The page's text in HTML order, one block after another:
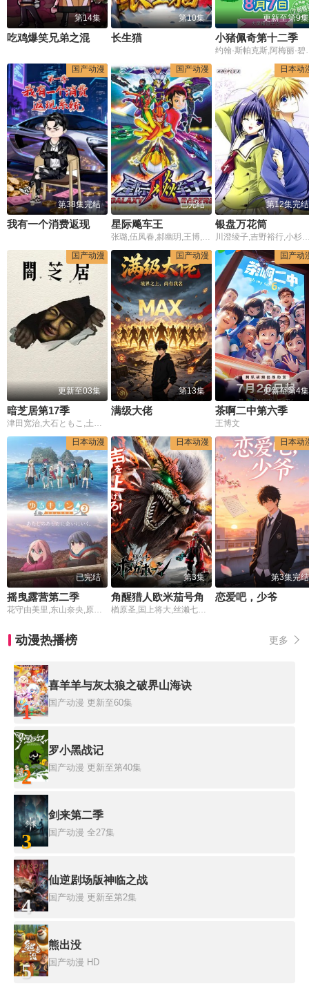
第14集
吃鸡爆笑兄弟之混沌阳光
第10集
长生猫
更新至第9集
小猪佩奇第十二季
约翰·斯帕克斯,阿梅
国产动漫
第38集完结
我有一个消费返现系统第一季
国产动漫
已完结
星际飚车王
张璐,伍凤春,郝幽玥,王博,杨莹,贾小军,李云鹏,王涛,状元,清晨
日本动
第12集完结
银盘万花筒
川澄绫子,吉野裕行,小杉十郎太,铃木弘子,斋藤千和,能登麻美子,井
国产动漫
更新至03集
暗芝居第17季
津田宽治,大石ともこ,土屋咲登子,篠田谅,白川礼,新纳敏正,三宅美羽,中村朱里,山根馅,五郎丸莉菜,花谷聪亮,拓也,翔司
国产动漫
第13集
满级大佬
国产动
更新至第4集
茶啊二中第六季
王博文
日本动漫
已完结
摇曳露营第二季
花守由美里,东山奈央,原纱友里,丰崎爱生,高桥李依,黑泽朋世,伊藤静,井上麻里奈,松田利冴,水桥香织,樱井孝宏,大塚明夫
日本动漫
第3集
角醒猎人欧米茄号角
楢原圣,国上将大,丝濑七叶,田鹤翔吾,小西咏斗,光宗薰,桜庭大翔,三浦舞华,加藤清史郎,长田光平,潘惠美
日本动
第3集完结
恋爱吧，少爷
动漫热播榜 更多
1
喜羊羊与灰太狼之破界山海诀
国产动漫 更新至60集
2
罗小黑战记
国产动漫 更新至第40集
3
剑来第二季
国产动漫 全27集
4
仙逆剧场版神临之战
国产动漫 更新至第2集
5
熊出没
国产动漫 HD